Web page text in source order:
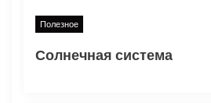
Полезное
Солнечная система